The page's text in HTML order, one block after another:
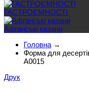
ГАСТРОЄМНОСТІ
Афганські казани
Головна →
Форма для
A0015
Друк